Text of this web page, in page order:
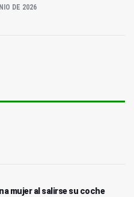
DE 2026
mujer al salirse su coche